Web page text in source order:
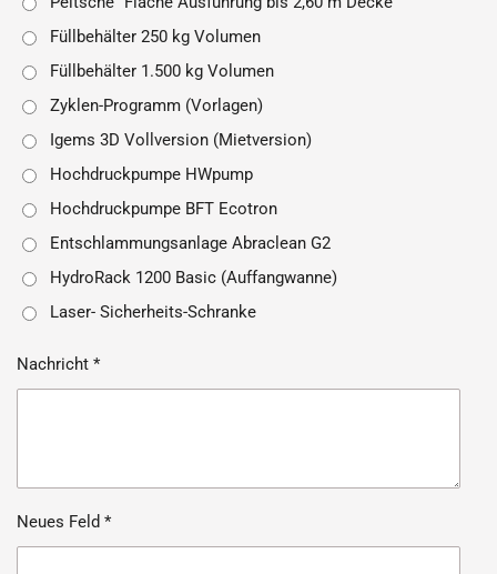
Füllbehälter 250 kg Volumen
Füllbehälter 1.500 kg Volumen
Zyklen-Programm (Vorlagen)
Igems 3D Vollversion (Mietversion)
Hochdruckpumpe HWpump
Hochdruckpumpe BFT Ecotron
Entschlammungsanlage Abraclean G2
HydroRack 1200 Basic (Auffangwanne)
Laser- Sicherheits-Schranke
Nachricht *
Neues Feld *